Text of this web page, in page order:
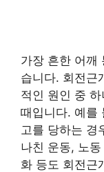
가장 흔한 어깨
습니다. 회전근
적인 원인 중
때입니다. 예를
고를 당하는 경
나친 운동, 노
화 등도 회전근